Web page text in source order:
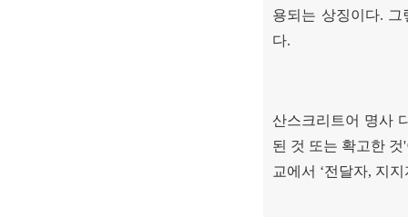
용되는 상징이다. 그
다.
산스크리트어 명사
된 것 또는 확고한 것'
교에서 ‘전달자, 지지